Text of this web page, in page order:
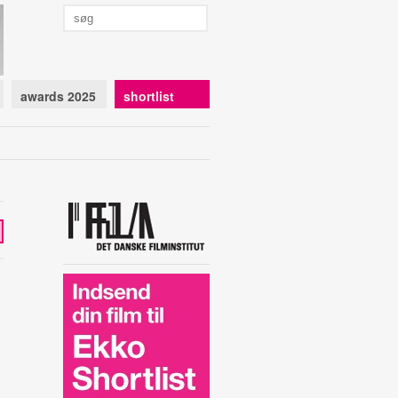
awards 2025 shortlist